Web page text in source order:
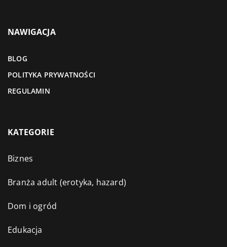
NAWIGACJA
BLOG
POLITYKA PRYWATNOŚCI
REGULAMIN
KATEGORIE
Biznes
Branża adult (erotyka, hazard)
Dom i ogród
Edukacja